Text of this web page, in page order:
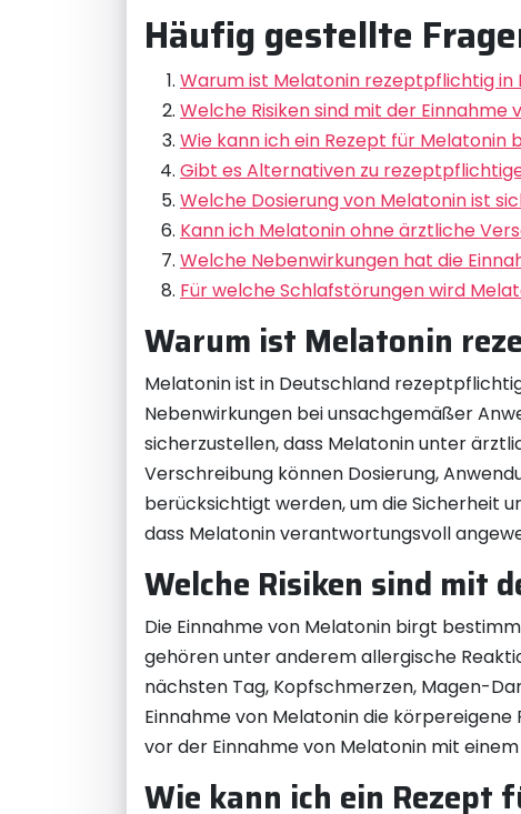
Häufig gestellte
Warum ist Melatonin rezeptpflichtig in
Welche Risiken sind mit der Einnahme
Wie kann ich ein Rezept für Melatonin
Gibt es Alternativen zu
Welche Dosierung von Melatonin ist
Kann ich Melatonin ohne ärztliche
Welche Nebenwirkungen hat die
Für welche Schlafstörungen wird
Warum ist Melatonin
Melatonin ist in Deutschland
Nebenwirkungen bei unsachgemäßer
sicherzustellen, dass Melatonin unter
Verschreibung können Dosierung,
berücksichtigt werden, um die Sicherheit
dass Melatonin verantwortungsvoll
Welche Risiken sind mit
Die Einnahme von Melatonin birgt
gehören unter anderem allergische
nächsten Tag, Kopfschmerzen, Magen-
Einnahme von Melatonin die
vor der Einnahme von Melatonin mit
Wie kann ich ein Rezept